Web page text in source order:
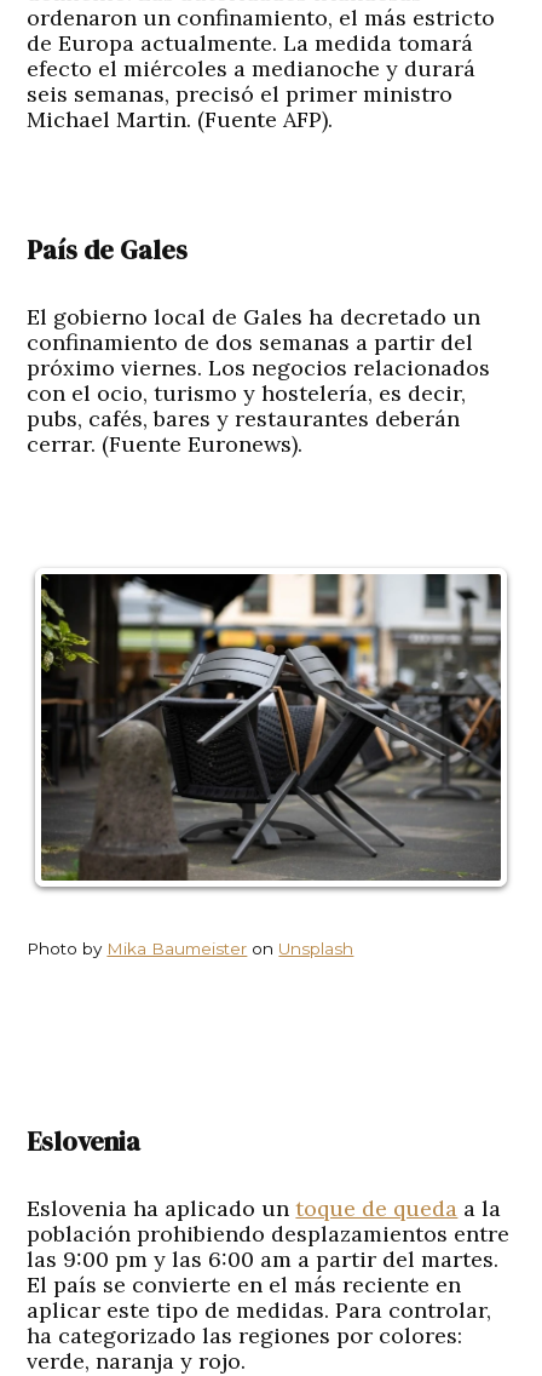
ordenaron un confinamiento, el más estricto
de Europa actualmente. La medida tomará
efecto el miércoles a medianoche y durará
seis semanas, precisó el primer ministro
Michael Martin. (Fuente AFP).
País de Gales
El gobierno local de Gales ha decretado un
confinamiento de dos semanas a partir del
próximo viernes. Los negocios relacionados
con el ocio, turismo y hostelería, es decir,
pubs, cafés, bares y restaurantes deberán
cerrar. (Fuente Euronews).
Photo by Mika Baumeister on Unsplash
Eslovenia
Eslovenia ha aplicado untoque de queda a la
población prohibiendo desplazamientos entre
las 9:00 pm y las 6:00 am a partir del martes.
El país se convierte en el más reciente en
aplicar este tipo de medidas. Para controlar,
ha categorizado las regiones por colores:
verde, naranja y rojo.